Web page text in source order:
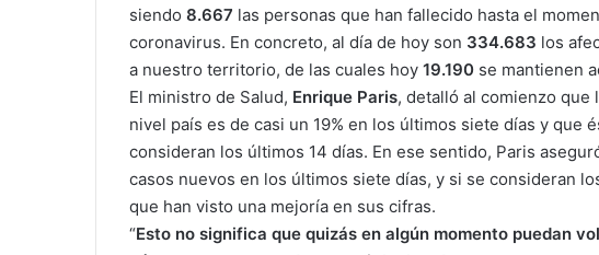
siendo 8.667 las personas que han fallecido hasta el
coronavirus. En concreto, al día de hoy son 334.683 los
a nuestro territorio, de las cuales hoy 19.190 se mantienen
El ministro de Salud, Enrique Paris, detalló al comienzo que
nivel país es de casi un 19% en los últimos siete días y que
consideran los últimos 14 días. En ese sentido, Paris
casos nuevos en los últimos siete días, y si se consideran
que han visto una mejoría en sus cifras.
“Esto no significa que quizás en algún momento puedan